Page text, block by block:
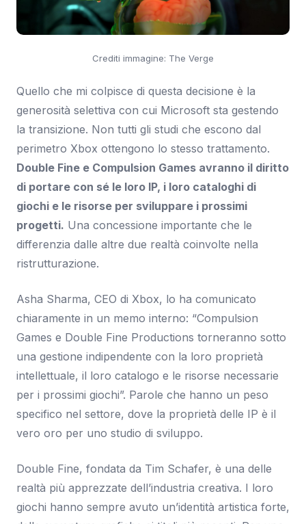
Crediti immagine: The Verge
Quello che mi colpisce di questa decisione è la
generosità selettiva con cui Microsoft sta gestendo
la transizione. Non tutti gli studi che escono dal
perimetro Xbox ottengono lo stesso trattamento.
Double Fine e Compulsion Games avranno il diritto
di portare con sé le loro IP, i loro cataloghi di
giochi e le risorse per sviluppare i prossimi
progetti. Una concessione importante che le
differenzia dalle altre due realtà coinvolte nella
ristrutturazione.
Asha Sharma, CEO di Xbox, lo ha comunicato
chiaramente in un memo interno: “Compulsion
Games e Double Fine Productions torneranno sotto
una gestione indipendente con la loro proprietà
intellettuale, il loro catalogo e le risorse necessarie
per i prossimi giochi”. Parole che hanno un peso
specifico nel settore, dove la proprietà delle IP è il
vero oro per uno studio di sviluppo.
Double Fine, fondata da Tim Schafer, è una delle
realtà più apprezzate dell’industria creativa. I loro
giochi hanno sempre avuto un’identità artistica forte,